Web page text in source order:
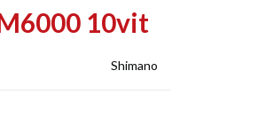
10vit
Shimano